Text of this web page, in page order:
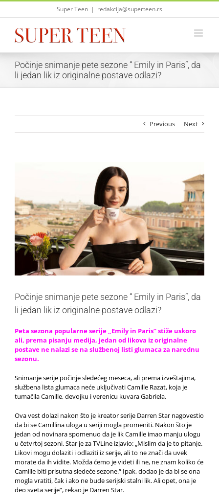
Skip
Super Teen | redakcija@superteen.rs
Počinje snimanje pete sezone “ Emily in Paris“, da
li jedan lik iz originalne postave odlazi?
Previous Next
Počinje snimanje pete sezone “ Emily in Paris“, da
li jedan lik iz originalne postave odlazi?
Peta sezona popularne serije „Emily in Paris“ stiže uskoro
ali, prema pisanju medija, jedan od likova iz originalne
postave ne nalazi se na službenoj listi glumaca za narednu
sezonu.
Snimanje serije počinje sledećeg meseca, ali prema izveštajima,
službena lista glumaca neće uključivati Camille Razat, koja je
tumačila Camille, devojku i verenicu kuvara Gabriela.
Ova vest dolazi nakon što je kreator serije Darren Star nagovestio
da bi se Camillina uloga u seriji mogla promeniti. Nakon što je
jedan od novinara spomenuo da je lik Camille imao manju ulogu
u četvrtoj sezoni, Star je za TVLine izjavio: „Mislim da je to pitanje.
Likovi mogu dolaziti i odlaziti iz serije, ali to ne znači da uvek
morate da ih vidite. Možda ćemo je videti ili ne, ne znam koliko će
Camille biti prisutna sledeće sezone.“ Ipak, dodao je da bi se ona
mogla vratiti, čak i ako ne bude serijski stalni lik. Ali opet, ona je
deo sveta serije“, rekao je Darren Star.